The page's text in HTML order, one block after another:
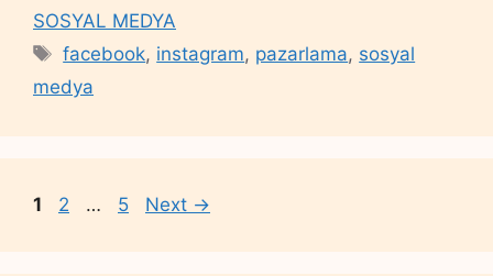
SOSYAL MEDYA
Tags
facebook, instagram, pazarlama, sosyal
medya
Page
1 Page
2 … Page
5 Next →